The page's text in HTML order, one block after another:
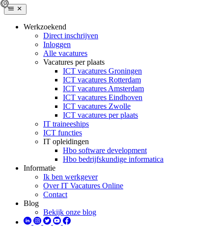
Werkzoekend
Direct inschrijven
Inloggen
Alle vacatures
Vacatures per plaats
ICT vacatures Groningen
ICT vacatures Rotterdam
ICT vacatures Amsterdam
ICT vacatures Eindhoven
ICT vacatures Zwolle
ICT vacatures per plaats
IT traineeships
ICT functies
IT opleidingen
Hbo software development
Hbo bedrijfskundige informatica
Informatie
Ik ben werkgever
Over IT Vacatures Online
Contact
Blog
Bekijk onze blog